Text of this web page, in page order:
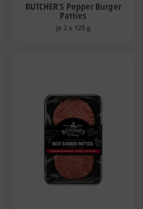
BUTCHER'S Pepper Burger
Patties
je 2 x 125 g